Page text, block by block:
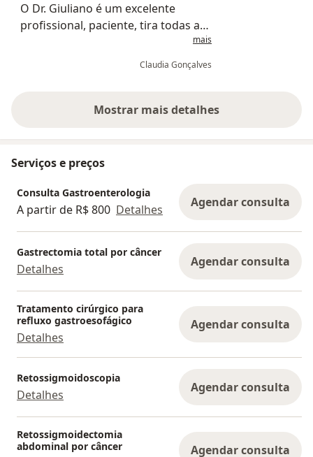
O Dr. Giuliano é um excelente
profissional, paciente, tira todas as
nossas dúvidas e me deixou super
segura para fazer uma cirurgia.
mais
Claudia Gonçalves
Mostrar mais detalhes
sobre a experiência
Serviços e preços
Consulta Gastroenterologia
A partir de R$ 800 Detalhes Agendar consulta
Gastrectomia total por câncer
Detalhes Agendar consulta
Tratamento cirúrgico para
refluxo gastroesofágico
Detalhes
Agendar consulta
Retossigmoidoscopia
Detalhes Agendar consulta
Retossigmoidectomia
abdominal por câncer
Agendar consulta